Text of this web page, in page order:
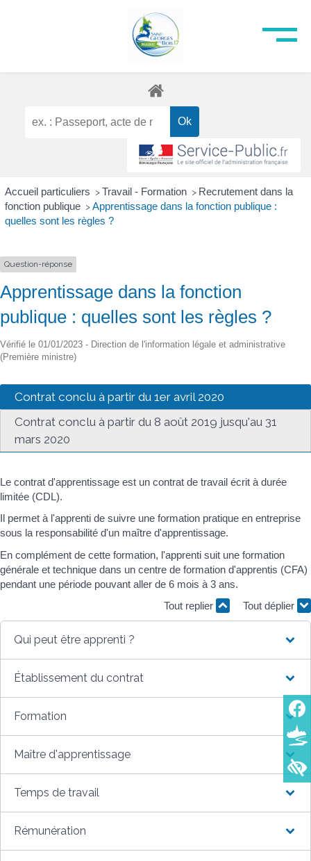
Accueil particuliers > Travail - Formation > Recrutement dans la
fonction publique > Apprentissage dans la fonction publique :
quelles sont les règles ?
Question-réponse
Apprentissage dans la fonction
publique : quelles sont les règles ?
Vérifié le 01/01/2023 - Direction de l'information légale et administrative
(Première ministre)
Contrat conclu à partir du 1er avril 2020
Contrat conclu à partir du 8 août 2019 jusqu'au 31
mars 2020
Le contrat d'apprentissage est un contrat de travail écrit à durée
limitée (CDL).
Il permet à l'apprenti de suivre une formation pratique en entreprise
sous la responsabilité d'un maître d'apprentissage.
En complément de cette formation, l'apprenti suit une formation
générale et technique dans un centre de formation d'apprentis (CFA)
pendant une période pouvant aller de 6 mois à 3 ans.
Tout replier
Tout déplier
Qui peut être apprenti ?
Établissement du contrat
Formation
Maître d'apprentissage
Temps de travail
Rémunération